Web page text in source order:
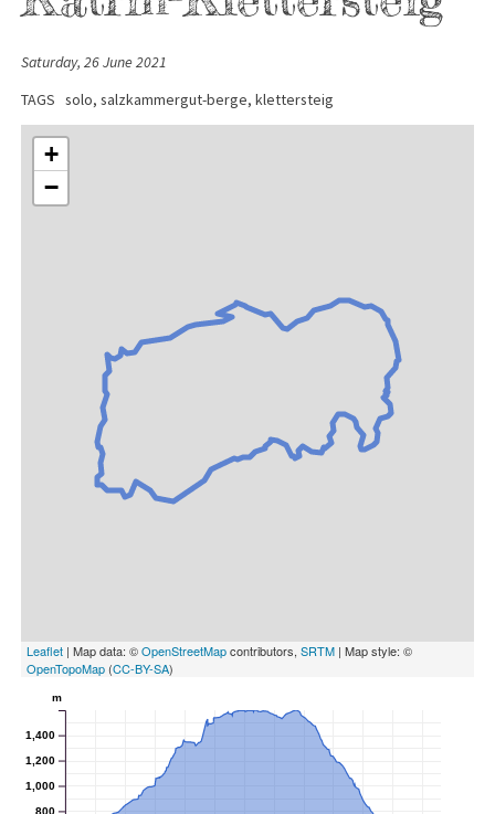
Saturday, 26 June 2021
TAGS solo salzkammergut-berge klettersteig
+
−
Leaflet| Map data: ©OpenStreetMapcontributors, SRTM| Map style: ©
OpenTopoMap(CC-BY-SA)
1,000
1,200
1,400
m